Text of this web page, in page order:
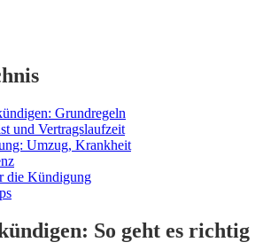
Grundregeln
und Vertragslaufzeit
Umzug, Krankheit
die Kündigung
So geht es richtig